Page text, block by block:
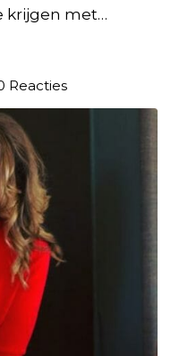
krijgen met…
Reacties